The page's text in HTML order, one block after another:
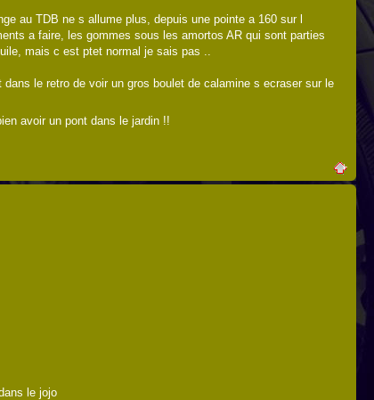
au TDB ne s allume plus, depuis une pointe a 160 sur l
a faire, les gommes sous les amortos AR qui sont parties
mais c est ptet normal je sais pas ..
le retro de voir un gros boulet de calamine s ecraser sur le
avoir un pont dans le jardin !!
le jojo